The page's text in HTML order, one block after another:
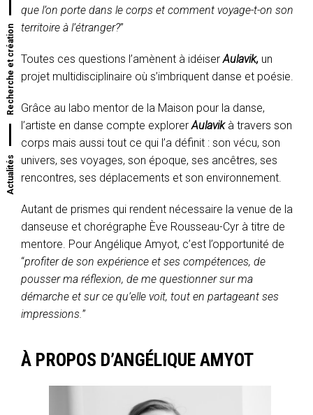
Actualités
Recherche et création
que l’on porte dans le corps et comment voyage-t-on son
territoire à l’étranger?”
Toutes ces questions l’amènent à idéiser Aulavik, un
projet multidisciplinaire où s’imbriquent danse et poésie.
Grâce au labo mentor de la Maison pour la danse,
l’artiste en danse compte explorer Aulavik à travers son
corps mais aussi tout ce qui l’a définit : son vécu, son
univers, ses voyages, son époque, ses ancêtres, ses
rencontres, ses déplacements et son environnement.
Autant de prismes qui rendent nécessaire la venue de la
danseuse et chorégraphe Ève Rousseau-Cyr à titre de
mentore. Pour Angélique Amyot, c’est l’opportunité de
“profiter de son expérience et ses compétences, de
pousser ma réflexion, de me questionner sur ma
démarche et sur ce qu’elle voit, tout en partageant ses
impressions. ”
À PROPOS D’ANGÉLIQUE AMYOT